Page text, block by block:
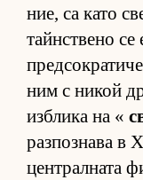
ние, са като
тайн­с­т­вено се
ним с ни­кой
из­б­лика на «
раз­поз­нава в
цен­т­рал­ната